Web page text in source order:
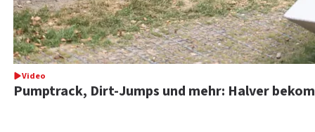
Video
Pumptrack, Dirt-Jumps und mehr: Halver